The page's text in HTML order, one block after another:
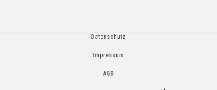
Datenschutz
Impressum
AGB